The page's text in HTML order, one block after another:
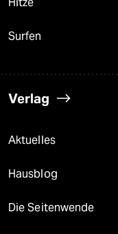
Surfen
Verlag
Aktuelles
Hausblog
Die Seitenwende